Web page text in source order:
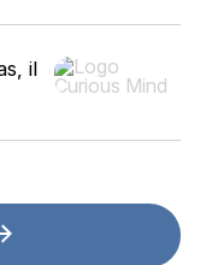
il